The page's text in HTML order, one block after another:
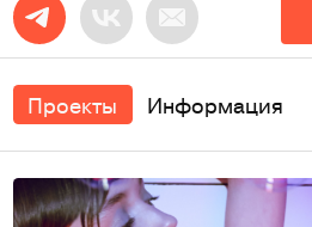
Проекты Информация